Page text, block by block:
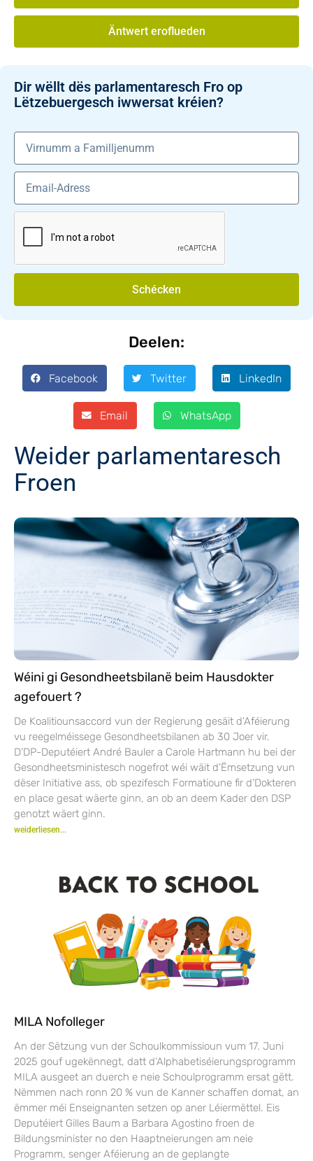
Äntwert eroflueden
Dir wëllt dës parlamentaresch Fro op
Lëtzebuergesch iwwersat kréien?
Schécken
Deelen:
Facebook Twitter LinkedIn
Email WhatsApp
Weider parlamentaresch
Froen
Wéini gi Gesondheetsbilanë beim Hausdokter
agefouert ?
De Koalitiounsaccord vun der Regierung gesäit d’Aféierung
vu reegelméissege Gesondheetsbilanen ab 30 Joer vir.
D’DP-Deputéiert André Bauler a Carole Hartmann hu bei der
Gesondheetsministesch nogefrot wéi wäit d’Ëmsetzung vun
dëser Initiative ass, ob spezifesch Formatioune fir d’Dokteren
en place gesat wäerte ginn, an ob an deem Kader den DSP
genotzt wäert ginn.
weiderliesen...
MILA Nofolleger
An der Sëtzung vun der Schoulkommissioun vum 17. Juni
2025 gouf ugekënnegt, datt d’Alphabetiséierungsprogramm
MILA ausgeet an duerch e neie Schoulprogramm ersat gëtt.
Nëmmen nach ronn 20 % vun de Kanner schaffen domat, an
ëmmer méi Enseignanten setzen op aner Léiermëttel. Eis
Deputéiert Gilles Baum a Barbara Agostino froen de
Bildungsminister no den Haaptneierungen am neie
Programm, senger Aféierung an de geplangte